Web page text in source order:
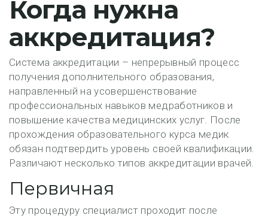
Когда нужна
аккредитация?
Система аккредитации – непрерывный процесс
получения дополнительного образования,
направленный на усовершенствование
профессиональных навыков медработников и
повышение качества медицинских услуг. После
прохождения образовательного курса медик
обязан подтвердить уровень своей квалификации.
Различают несколько типов аккредитации врачей.
Первичная
Эту процедуру специалист проходит после